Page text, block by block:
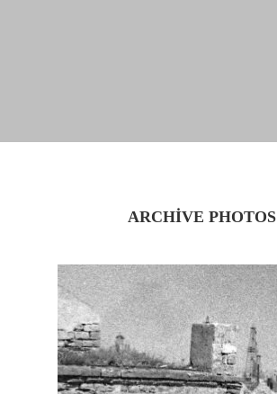
ARCHIVE PHOTOS